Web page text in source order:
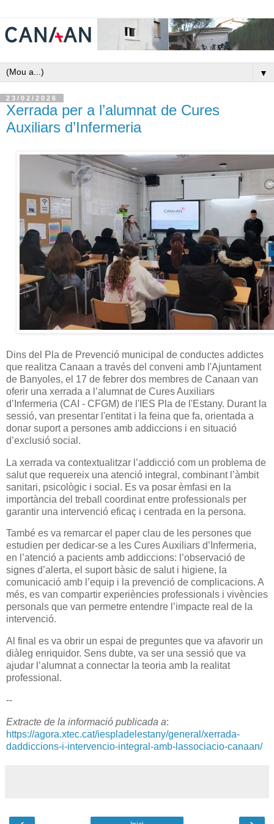
▼
23/02/2026
Xerrada per a l’alumnat de Cures
Auxiliars d’Infermeria
Dins del Pla de Prevenció municipal de conductes addictes
que realitza Canaan a través del conveni amb l'Ajuntament
de Banyoles, el 17 de febrer dos membres de Canaan van
oferir una xerrada a l’alumnat de Cures Auxiliars
d’Infermeria (CAI - CFGM) de l'IES Pla de l'Estany. Durant la
sessió, van presentar l'entitat i la feina que fa, orientada a
donar suport a persones amb addiccions i en situació
d’exclusió social.
La xerrada va contextualitzar l’addicció com un problema de
salut que requereix una atenció integral, combinant l’àmbit
sanitari, psicològic i social. Es va posar èmfasi en la
importància del treball coordinat entre professionals per
garantir una intervenció eficaç i centrada en la persona.
També es va remarcar el paper clau de les persones que
estudien per dedicar-se a les Cures Auxiliars d’Infermeria,
en l’atenció a pacients amb addiccions: l’observació de
signes d’alerta, el suport bàsic de salut i higiene, la
comunicació amb l’equip i la prevenció de complicacions. A
més, es van compartir experiències professionals i vivències
personals que van permetre entendre l’impacte real de la
intervenció.
Al final es va obrir un espai de preguntes que va afavorir un
diàleg enriquidor. Sens dubte, va ser una sessió que va
ajudar l’alumnat a connectar la teoria amb la realitat
professional.
--
Extracte de la informació publicada a:
https://agora.xtec.cat/iespladelestany/general/xerrada-
daddiccions-i-intervencio-integral-amb-lassociacio-canaan/